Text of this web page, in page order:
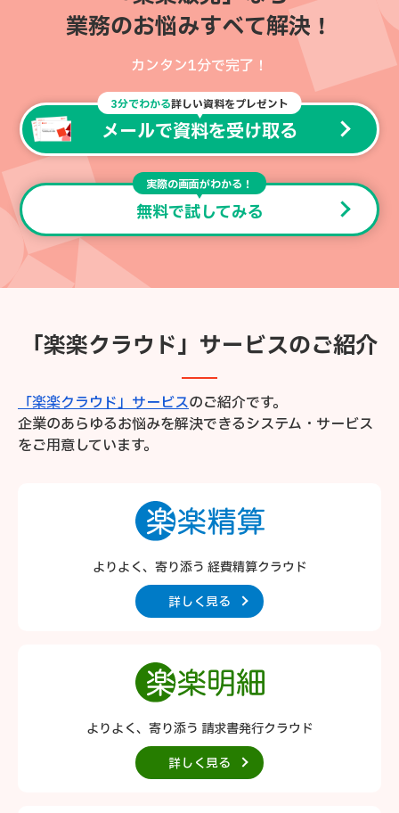
業務のお悩みすべて解決！
カンタン1分で完了！
3分でわかる詳しい資料をプレゼント
メールで資料を受け取る
実際の画面がわかる！
無料で試してみる
「楽楽クラウド」サービスのご紹介
「楽楽クラウド」サービスのご紹介です。
企業のあらゆるお悩みを解決できるシステム・サービス
をご用意しています。
よりよく、寄り添う 経費精算クラウド
詳しく見る
よりよく、寄り添う 請求書発行クラウド
詳しく見る